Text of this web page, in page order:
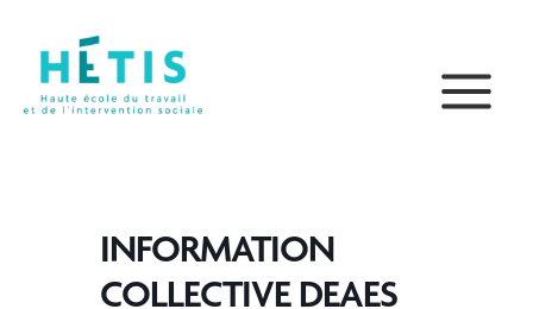
contenu
INFORMATION
COLLECTIVE DEAES